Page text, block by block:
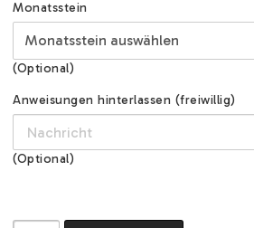
Monatsstein
(Optional)
Anweisungen hinterlassen (freiwillig)
(Optional)